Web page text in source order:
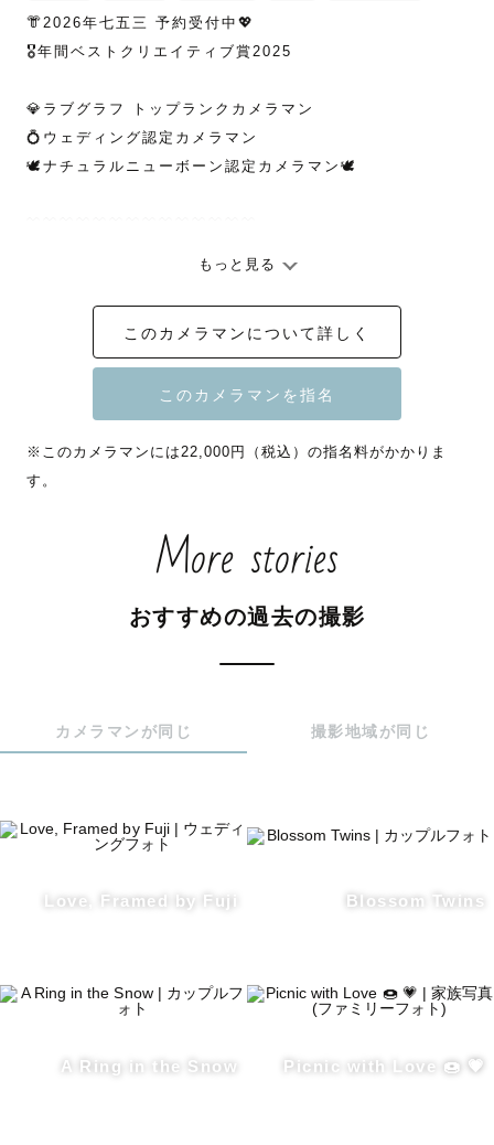
👘2026年七五三 予約受付中💖
🎖️年間ベストクリエイティブ賞2025
💎ラブグラフ トップランクカメラマン
💍ウェディング認定カメラマン
🕊️ナチュラルニューボーン認定カメラマン🕊️
一年で一番予約が埋まりやすいシーズンですので、気にな
る方はお早めにご連絡ください！
🌟スケジュール上は✖️でも、時間帯や場所によってはお受
けできることもありますので、公式LINEまでお問い合わせ
ください！
┈┈┈┈┈┈┈┈┈ 受賞歴 ┈┈┈┈┈┈┈┈┈
🎖️四半期アワード2024 優秀賞
独自の世界観を持ってラブグラフ全体のクリエイティブを
┈┈┈┈┈┈┈┈┈┈┈┈┈┈┈┈┈┈┈┈┈┈
Available in English :)
もっと見る
このカメラマンについて詳しく
※このカメラマンには22,000円（税込）の指名料がかかりま
す。
More stories
おすすめの過去の撮影
カメラマンが同じ 撮影地域が同じ
Love, Framed by Fuji Blossom Twins
A Ring in the Snow Picnic with Love 🍩 💗